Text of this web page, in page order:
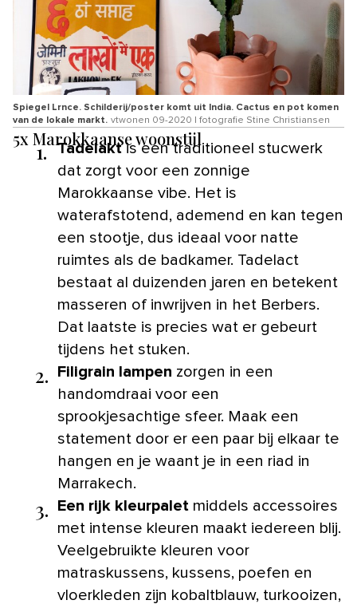
Spiegel Lrnce. Schilderij/poster komt uit India. Cactus en pot komen
van de lokale markt. vtwonen 09-2020 | fotografie Stine Christiansen
5x Marokkaanse woonstijl
1. Tadelaktis een traditioneel stucwerk
dat zorgt voor een zonnige
Marokkaanse vibe. Het is
waterafstotend, ademend en kan tegen
een stootje, dus ideaal voor natte
ruimtes als de badkamer. Tadelact
bestaat al duizenden jaren en betekent
masseren of inwrijven in het Berbers.
Dat laatste is precies wat er gebeurt
tijdens het stuken.
2. Filigrain lampen zorgen in een
handomdraai voor een
sprookjesachtige sfeer. Maak een
statement door er een paar bij elkaar te
hangen en je waant je in een riad in
Marrakech.
3. Een rijk kleurpalet middels accessoires
met intense kleuren maakt iedereen blij.
Veelgebruikte kleuren voor
matraskussens, kussens, poefen en
vloerkleden zijn kobaltblauw, turkooizen,